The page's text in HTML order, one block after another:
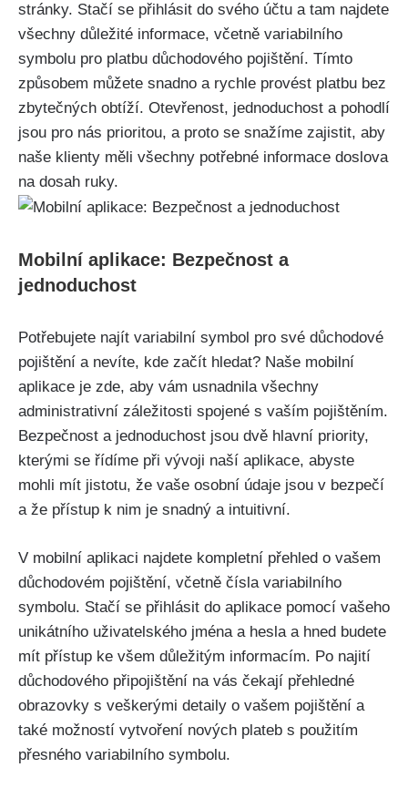
stránky. Stačí se přihlásit do svého účtu a tam najdete
všechny důležité informace, včetně variabilního
symbolu pro platbu důchodového pojištění. Tímto
způsobem můžete snadno a rychle provést platbu bez
zbytečných obtíží. Otevřenost, jednoduchost a pohodlí
jsou pro nás prioritou, a proto se snažíme zajistit, aby
naše klienty měli všechny potřebné informace doslova
na dosah ruky.
Mobilní aplikace: Bezpečnost a
jednoduchost
Potřebujete najít variabilní symbol pro své důchodové
pojištění a nevíte, kde začít hledat? Naše mobilní
aplikace je zde, aby vám usnadnila všechny
administrativní záležitosti spojené s vaším pojištěním.
Bezpečnost a jednoduchost jsou dvě hlavní priority,
kterými se řídíme při vývoji naší aplikace, abyste
mohli mít jistotu, že vaše osobní údaje jsou v bezpečí
a že přístup k nim je snadný a intuitivní.
V mobilní aplikaci najdete kompletní přehled o vašem
důchodovém pojištění, včetně čísla variabilního
symbolu. Stačí se přihlásit do aplikace pomocí vašeho
unikátního uživatelského jména a hesla a hned budete
mít přístup ke všem důležitým informacím. Po najití
důchodového připojištění na vás čekají přehledné
obrazovky s veškerými detaily o vašem pojištění a
také možností vytvoření nových plateb s použitím
přesného variabilního symbolu.